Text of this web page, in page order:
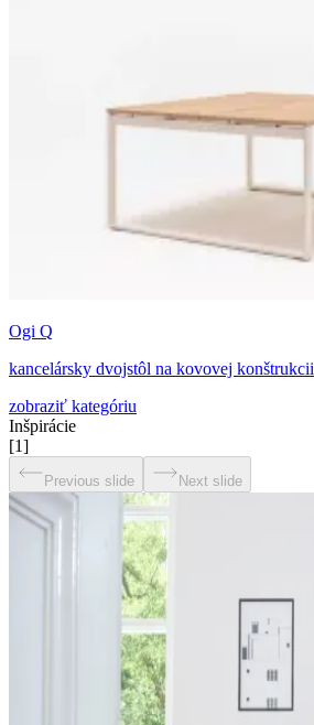
Ogi Q
kancelársky dvojstôl na kovovej konštrukcii
zobraziť kategóriu
Inšpirácie
[1]
Previous slide Next slide